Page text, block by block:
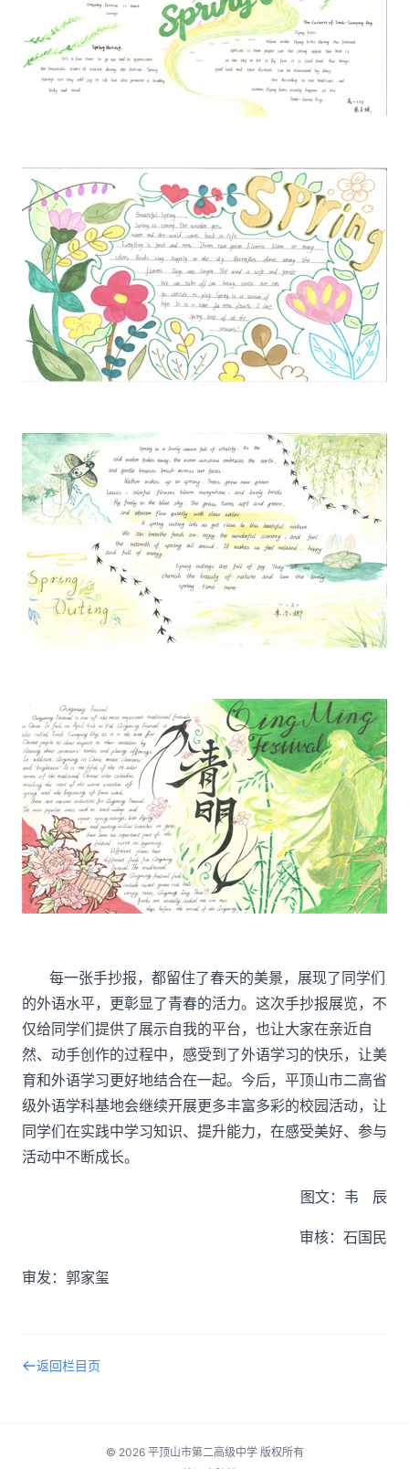
每一张手抄报，都留住了春天的美景，展现了同学们
的外语水平，更彰显了青春的活力。这次手抄报展览，不
仅给同学们提供了展示自我的平台，也让大家在亲近自
然、动手创作的过程中，感受到了外语学习的快乐，让美
育和外语学习更好地结合在一起。今后，平顶山市二高省
级外语学科基地会继续开展更多丰富多彩的校园活动，让
同学们在实践中学习知识、提升能力，在感受美好、参与
活动中不断成长。
图文：韦 辰
审核：石国民
审发：郭家玺
返回栏目页
© 2026 平顶山市第二高级中学 版权所有